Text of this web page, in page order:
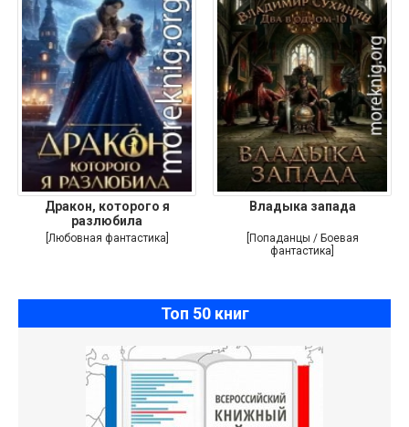
Дракон, которого я
разлюбила
[Любовная фантастика]
Владыка запада
[Попаданцы / Боевая
фантастика]
Топ 50 книг